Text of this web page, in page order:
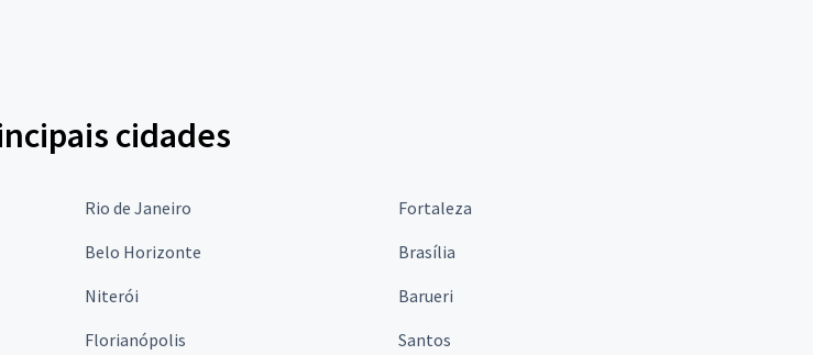
cidades
Rio de Janeiro
Fortaleza
Belo Horizonte
Brasília
Niterói
Barueri
Florianópolis Santos